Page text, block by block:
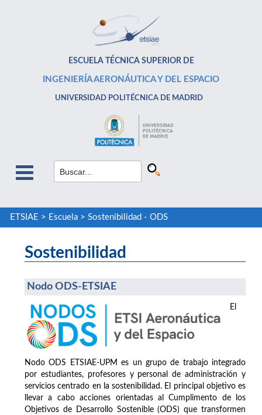
ESCUELA TÉCNICA SUPERIOR DE
INGENIERÍA AERONÁUTICA Y DEL ESPACIO
UNIVERSIDAD POLITÉCNICA DE MADRID
ETSIAE > Escuela> Sostenibilidad - ODS
Sostenibilidad
Nodo ODS-ETSIAE
El
Nodo ODS ETSIAE-UPM es un grupo de trabajo integrado
por estudiantes, profesores y personal de administración y
servicios centrado en la sostenibilidad. El principal objetivo es
llevar a cabo acciones orientadas al Cumplimento de los
Objetivos de Desarrollo Sostenible (ODS) que transformen